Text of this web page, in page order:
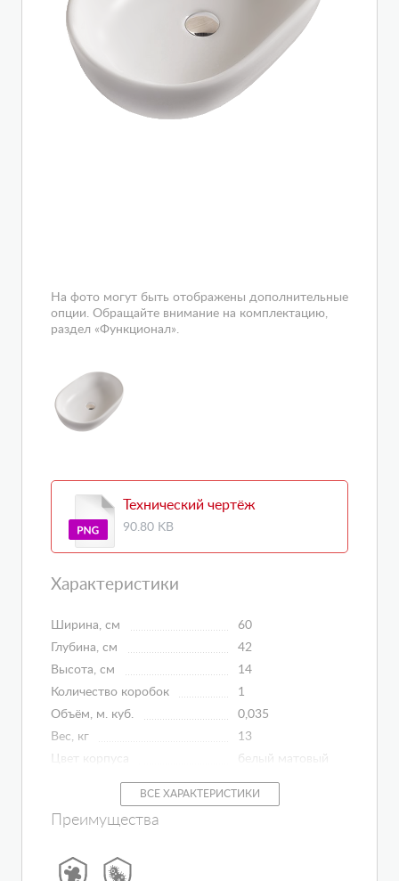
На фото могут быть отображены дополнительные
опции. Обращайте внимание на комплектацию,
раздел «Функционал».
Технический чертёж
90.80 KB
Характеристики
Ширина, см
60
Глубина, см
42
Высота, см
14
Количество коробок
1
Объём, м. куб.
0,035
Вес, кг
13
Цвет корпуса
белый матовый
5 лет
ВСЕ ХАРАКТЕРИСТИКИ
Преимущества